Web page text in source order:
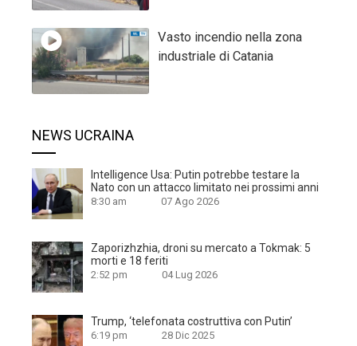
Vasto incendio nella zona
industriale di Catania
NEWS UCRAINA
Intelligence Usa: Putin potrebbe testare la
Nato con un attacco limitato nei prossimi anni
8:30 am 07 Ago 2026
Zaporizhzhia, droni su mercato a Tokmak: 5
morti e 18 feriti
2:52 pm 04 Lug 2026
Trump, ‘telefonata costruttiva con Putin’
6:19 pm 28 Dic 2025